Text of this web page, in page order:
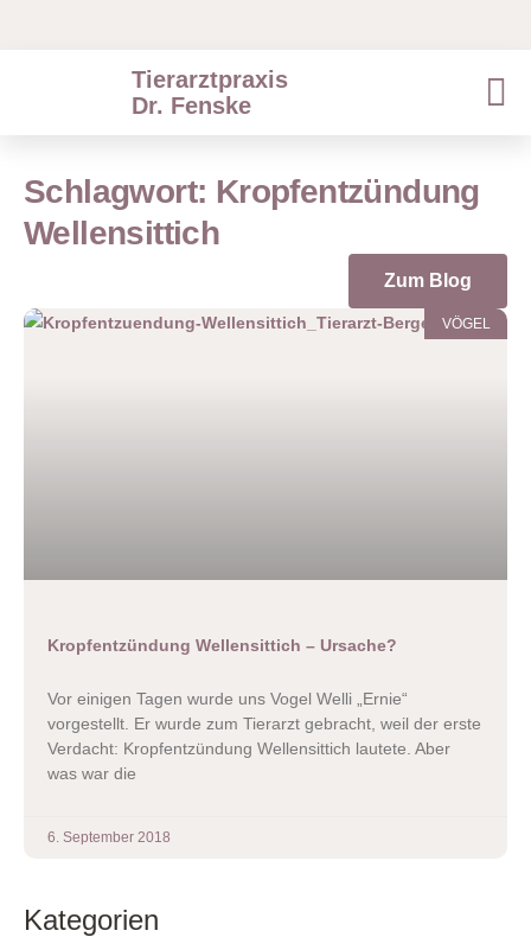
Tierarztpraxis
Dr. Fenske
Schlagwort: Kropfentzündung
Wellensittich
Zum Blog
VÖGEL
Kropfentzündung Wellensittich – Ursache?
Vor einigen Tagen wurde uns Vogel Welli „Ernie“
vorgestellt. Er wurde zum Tierarzt gebracht, weil der erste
Verdacht: Kropfentzündung Wellensittich lautete. Aber
was war die
6. September 2018
Kategorien